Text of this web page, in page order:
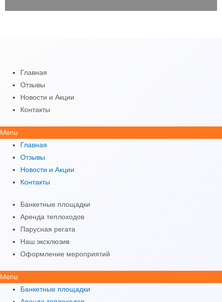
Главная
Отзывы
Новости и Акции
Контакты
Menu
Главная
Отзывы
Новости и Акции
Контакты
Банкетные площадки
Аренда теплоходов
Парусная регата
Наш эксклюзив
Оформление мероприятий
Menu
Банкетные площадки